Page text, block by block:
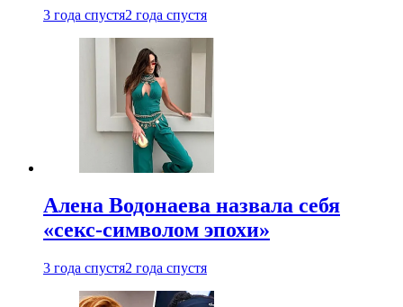
3 года спустя2 года спустя
Алена Водонаева назвала себя
«секс-символом эпохи»
3 года спустя2 года спустя